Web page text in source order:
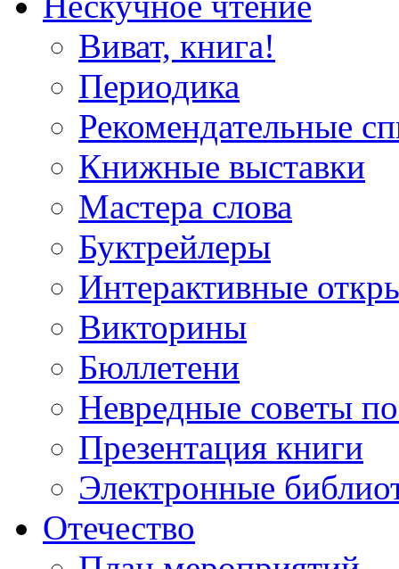
Виват, книга!
Периодика
Рекомендательные
Книжные выставки
Мастера слова
Буктрейлеры
Интерактивные
Викторины
Бюллетени
Невредные советы
Презентация книги
Электронные
Отечество